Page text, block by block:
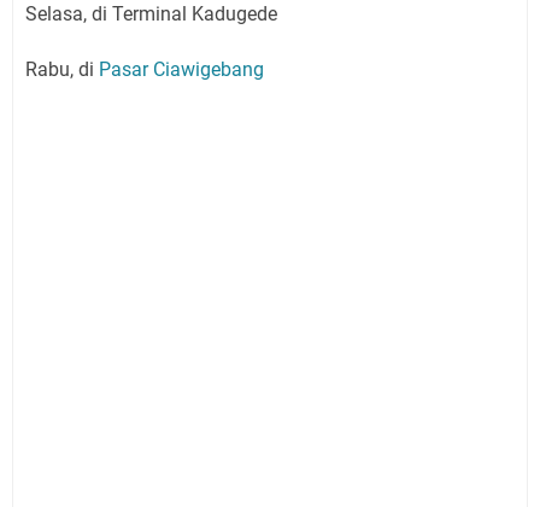
Selasa, di Terminal Kadugede
Rabu, di Pasar Ciawigebang